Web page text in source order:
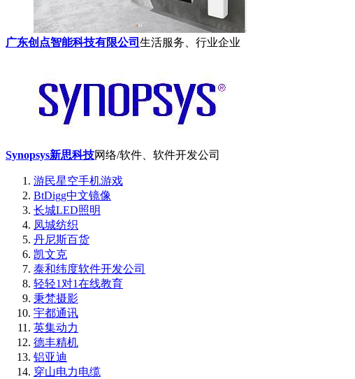
广东创点智能科技有限公司 生活服务、行业企业
Synopsys新思科技网络/软件、软件开发公司
游民星空手机游戏
BtDigg中文镜像
长城LED照明
凤城纺织
丹尼斯百货
凯文克
泰和纬度软件开发公司
轻轻1对1在线教育
秉梵摄影
宇都通讯
英集动力
德丰精机
铝亚迪
穿山电力电缆